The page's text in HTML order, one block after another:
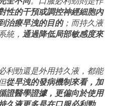
性的干預或調控神經細胞內
治療早洩的目的；而持久液
統， 通過降低局部敏感度來
利勁還是外用持久液，都能
從早洩的發病機制來看，加
證醫學證據，更偏向於使用
久液更多是在口服必利勁